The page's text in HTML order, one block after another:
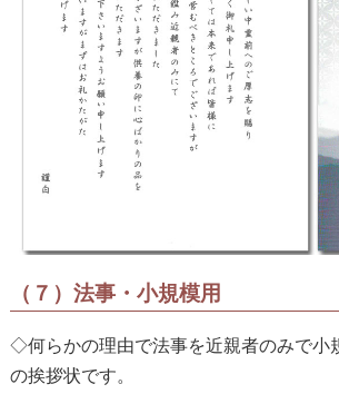
（７）法事・小規模用
◇何らかの理由で法事を近親者のみで小
の挨拶状です。